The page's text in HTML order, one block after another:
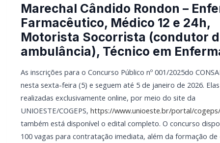
Marechal Cândido Rondon –
Farmacêutico, Médico 12 e 24h,
Motorista Socorrista (condutor
ambulância), Técnico em
As inscrições para o Concurso Público nº 001/2025do
nesta sexta-feira (5) e seguem até 5 de janeiro de 2026.
realizadas exclusivamente online, por meio do site da
UNIOESTE/COGEPS, https://www.unioeste.br/portal/
também está disponível o edital completo. O concurso
100 vagas para contratação imediata, além da formação